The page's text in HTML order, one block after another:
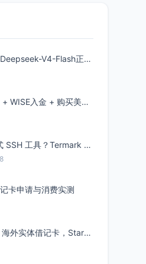
七牛云已经能用上Deepseek-V4-Flash正式版了，点此领取300万Token
美国第一证券开户 + WISE入金 + 购买美股全流程分享
还在用老式 SSH 工具？Termark 新一代跨平台智能SSH客户端了解一下
卡申请与消费实测
全球多币种账户 + 海外实体借记卡，Starryblu开户教程与注意事项